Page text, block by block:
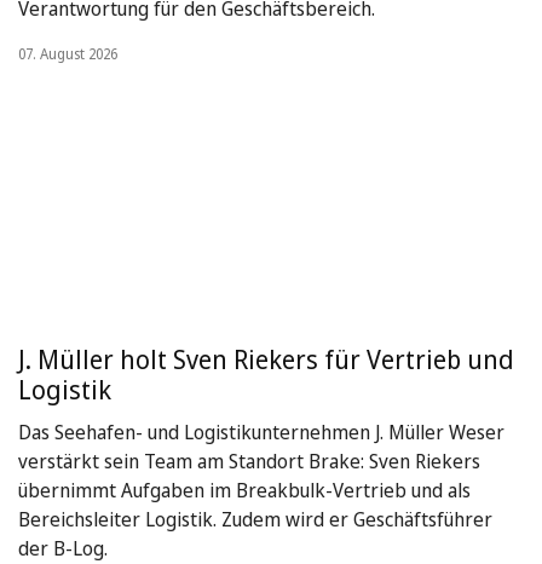
Verantwortung für den Geschäftsbereich.
07. August 2026
J. Müller holt Sven Riekers für Vertrieb und
Logistik
Das Seehafen- und Logistikunternehmen J. Müller Weser
verstärkt sein Team am Standort Brake: Sven Riekers
übernimmt Aufgaben im Breakbulk-Vertrieb und als
Bereichsleiter Logistik. Zudem wird er Geschäftsführer
der B-Log.